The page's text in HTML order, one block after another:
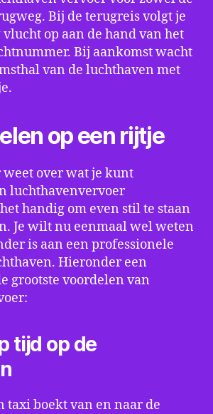
Bij de terugreis volgt je
op aan de hand van het
Bij aankomst wacht
van de luchthaven met
op een rijtje
over wat je kunt
luchthavenvervoer
handig om even stil te staan
Je wilt nu eenmaal wel weten
is aan een professionele
Hieronder een
grootste voordelen van
tijd op de
taxi boekt van en naar de